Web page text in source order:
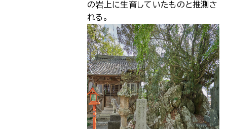
の岩上に生育していたものと推測さ
れる。